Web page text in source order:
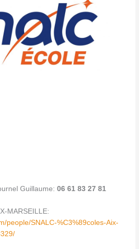
Guillaume:06 61 83 27 81
MARSEILLE:
people/SNALC-%C3%89coles-Aix-